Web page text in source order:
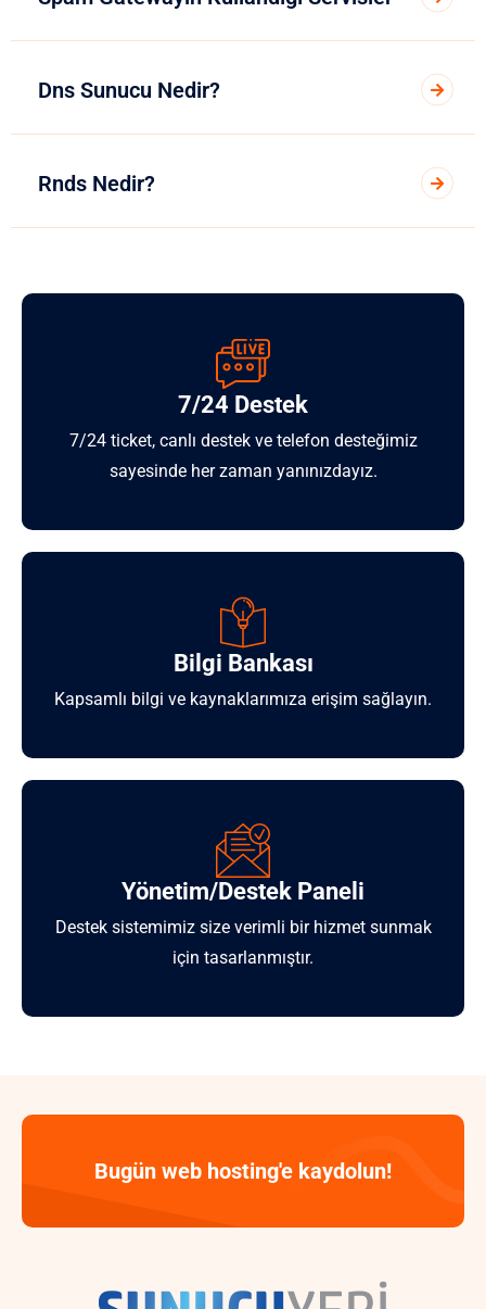
Dns Sunucu Nedir?
Rnds Nedir?
7/24 Destek
7/24 ticket, canlı destek ve telefon desteğimiz
sayesinde her zaman yanınızdayız.
Bilgi Bankası
Kapsamlı bilgi ve kaynaklarımıza erişim sağlayın.
Yönetim/Destek Paneli
Destek sistemimiz size verimli bir hizmet sunmak
için tasarlanmıştır.
Bugün web hosting'e kaydolun!